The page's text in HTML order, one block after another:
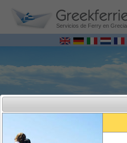
Servicios de Ferry en Grecia